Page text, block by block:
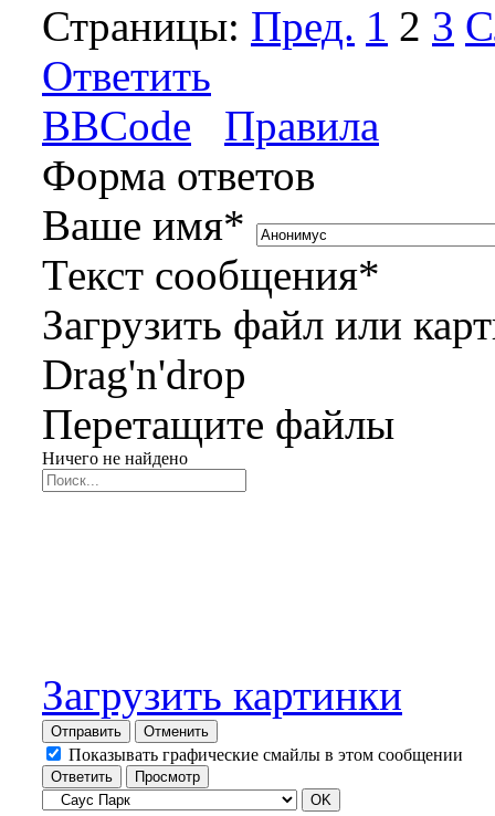
Страницы: Пред. 1 2 3
Ответить
BBCode
Правила
Форма ответов
Ваше имя*
Текст сообщения*
Загрузить файл или
Drag'n'drop
Перетащите файлы
Ничего не найдено
Загрузить картинки
Отправить Отменить
Показывать графические смайлы в этом сообщении